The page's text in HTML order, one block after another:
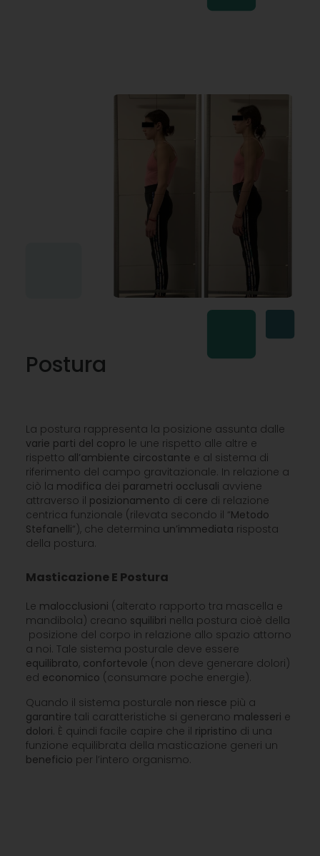
Postura
La postura rappresenta la posizione assunta dalle
varie parti del copro le une rispetto alle altre e
rispetto all’ambiente circostante e al sistema di
riferimento del campo gravitazionale. In relazione a
ciò la modifica dei parametri occlusali avviene
attraverso il posizionamento di cere di relazione
centrica funzionale (rilevata secondo il “Metodo
Stefanelli“), che determina un’immediata risposta
della postura.
Masticazione E Postura
Le malocclusioni (alterato rapporto tra mascella e
mandibola) creano squilibri nella postura cioè della
posizione del corpo in relazione allo spazio attorno
a noi. Tale sistema posturale deve essere
equilibrato, confortevole (non deve generare dolori)
ed economico (consumare poche energie).
Quando il sistema posturale non riesce più a
garantire tali caratteristiche si generano malesseri e
dolori. È quindi facile capire che il ripristino di una
funzione equilibrata della masticazione generi un
beneficio per l’intero organismo.